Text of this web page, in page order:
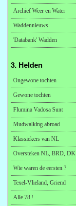
Archief Weer en Water
Waddennieuws
'Databank' Wadden
3. Helden
Ongewone tochten
Gewone tochten
Flumina Vadosa Sunt
Mudwalking abroad
Klassiekers van NL
Oversteken NL, BRD, DK
Wie waren de eersten ?
Texel-Vlieland, Griend
Alle 78 !